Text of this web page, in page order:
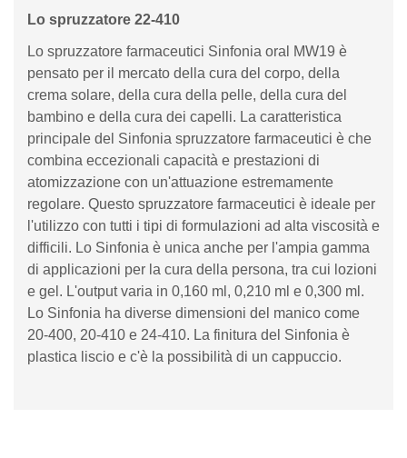
Lo spruzzatore 22-410
Lo spruzzatore farmaceutici Sinfonia oral MW19 è
pensato per il mercato della cura del corpo, della
crema solare, della cura della pelle, della cura del
bambino e della cura dei capelli. La caratteristica
principale del Sinfonia spruzzatore farmaceutici è che
combina eccezionali capacità e prestazioni di
atomizzazione con un'attuazione estremamente
regolare. Questo spruzzatore farmaceutici è ideale per
l'utilizzo con tutti i tipi di formulazioni ad alta viscosità e
difficili. Lo Sinfonia è unica anche per l'ampia gamma
di applicazioni per la cura della persona, tra cui lozioni
e gel. L'output varia in 0,160 ml, 0,210 ml e 0,300 ml.
Lo Sinfonia ha diverse dimensioni del manico come
20-400, 20-410 e 24-410. La finitura del Sinfonia è
plastica liscio e c'è la possibilità di un cappuccio.